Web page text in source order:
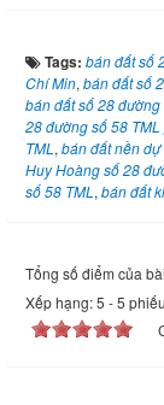
Tags: bán đất số
Chí Min, bán đất số
bán đất số 28
28 đường số 58
TML , bán đất nền
Huy Hoàng số 28
số 58 TML , bán đất
Tổng số điểm của
Xếp hạng:5 -5